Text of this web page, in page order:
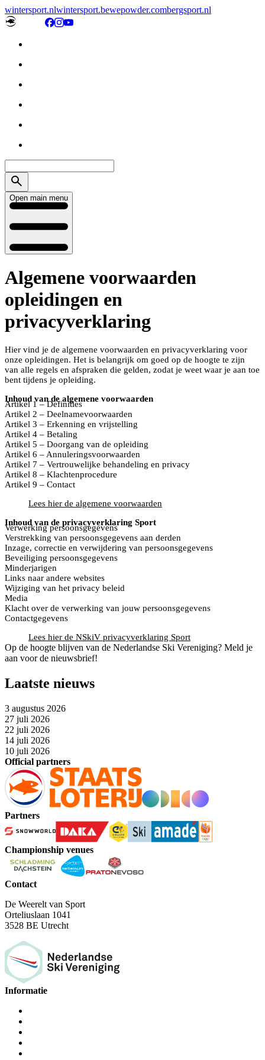
wintersport.nlwintersport.bewepowder.combergsport.nl
Open main menu
Algemene voorwaarden
opleidingen en
privacyverklaring
Hier vind je de algemene voorwaarden en privacyverklaring voor
onze opleidingen. Het is belangrijk om goed op de hoogte te zijn
van alle regels en afspraken die gelden, zodat je weet waar je aan toe
bent tijdens je opleiding.
Inhoud van de algemene voorwaarden
Artikel 1 – Definities
Artikel 2 – Deelnamevoorwaarden
Artikel 3 – Erkenning en vrijstelling
Artikel 4 – Betaling
Artikel 5 – Doorgang van de opleiding
Artikel 6 – Annuleringsvoorwaarden
Artikel 7 – Vertrouwelijke behandeling en privacy
Artikel 8 – Klachtenprocedure
Artikel 9 – Contact
Lees hier de algemene voorwaarden
Inhoud van de privacyverklaring Sport
Verwerking persoonsgegevens
Verstrekking van persoonsgegevens aan derden
Inzage, correctie en verwijdering van persoonsgegevens
Beveiliging persoonsgegevens
Minderjarigen
Links naar andere websites
Wijziging van het privacy beleid
Media
Klacht over de verwerking van jouw persoonsgegevens
Contactgegevens
Lees hier de NSkiV privacyverklaring Sport
Op de hoogte blijven van de Nederlandse Ski Vereniging? Meld je
aan voor de nieuwsbrief!
Laatste nieuws
3 augustus 2026
27 juli 2026
22 juli 2026
14 juli 2026
10 juli 2026
Official partners
Partners
Championship venues
Contact
De Weerelt van Sport
Orteliuslaan 1041
3528 BE Utrecht
Informatie